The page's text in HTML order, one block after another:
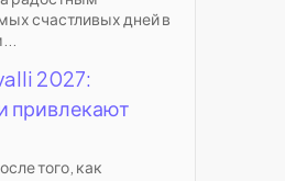
счастливых дней в
2027:
привлекают
того, как